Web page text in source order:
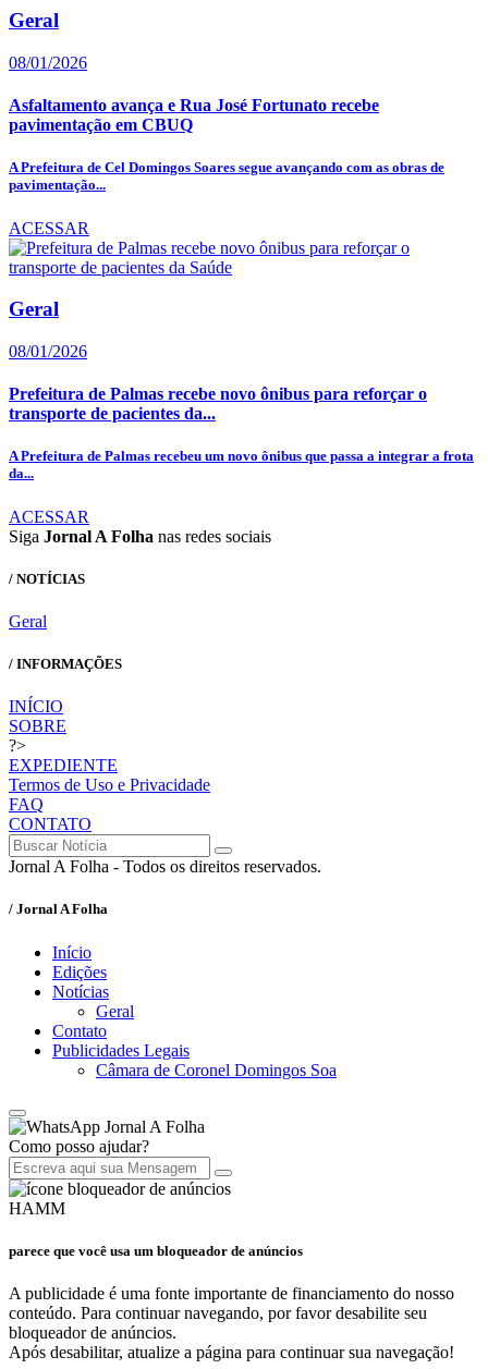
Geral
08/01/2026
Asfaltamento avança e Rua José Fortunato recebe
pavimentação em CBUQ
A Prefeitura de Cel Domingos Soares segue avançando com as obras de
pavimentação...
ACESSAR
Geral
08/01/2026
Prefeitura de Palmas recebe novo ônibus para reforçar o
transporte de pacientes da...
A Prefeitura de Palmas recebeu um novo ônibus que passa a integrar a frota
da...
ACESSAR
Siga Jornal A Folha nas redes sociais
/ NOTÍCIAS
Geral
/ INFORMAÇÕES
INÍCIO
SOBRE
?>
EXPEDIENTE
Termos de Uso e Privacidade
FAQ
CONTATO
Jornal A Folha - Todos os direitos reservados.
/ Jornal A Folha
Início
Edições
Notícias
Geral
Contato
Publicidades Legais
Câmara de Coronel Domingos Soa
Jornal A Folha
Como posso ajudar?
HAMM
parece que você usa um bloqueador de anúncios
A publicidade é uma fonte importante de financiamento do nosso
conteúdo. Para continuar navegando, por favor desabilite seu
bloqueador de anúncios.
Após desabilitar, atualize a página para continuar sua navegação!